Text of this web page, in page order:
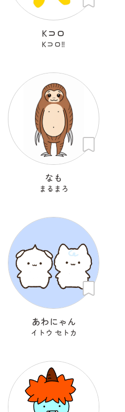
Kコロ
Kコロ‼︎
なも
まるまろ
あわにゃん
イトウ セトカ